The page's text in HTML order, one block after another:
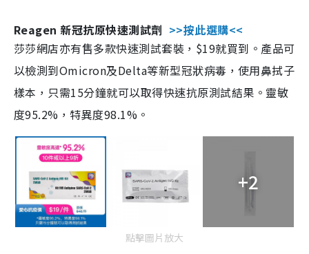
Reagen 新冠抗原快速測試劑 >>按此選購<<
莎莎網店亦有售多款快速測試套裝，$19就買到。產品可
以檢測到Omicron及Delta等新型冠狀病毒，使用鼻拭子
樣本，只需15分鐘就可以取得快速抗原測試結果。靈敏
度95.2%，特異度98.1%。
+2
點擊圖片放大